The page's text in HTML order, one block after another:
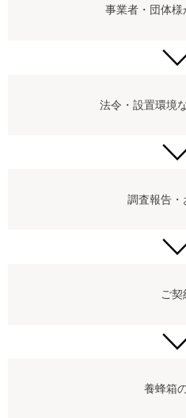
事業者・団体様
法令・設置環境
調査報告・
ご契
養蜂箱